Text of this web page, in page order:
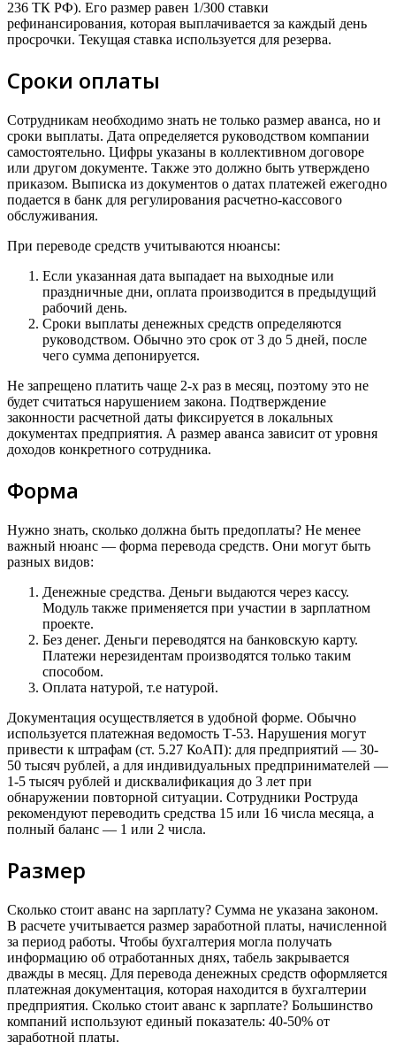
236 ТК РФ). Его размер равен 1/300 ставки
рефинансирования, которая выплачивается за каждый день
просрочки. Текущая ставка используется для резерва.
Сроки оплаты
Сотрудникам необходимо знать не только размер аванса, но и
сроки выплаты. Дата определяется руководством компании
самостоятельно. Цифры указаны в коллективном договоре
или другом документе. Также это должно быть утверждено
приказом. Выписка из документов о датах платежей ежегодно
подается в банк для регулирования расчетно-кассового
обслуживания.
При переводе средств учитываются нюансы:
Если указанная дата выпадает на выходные или
праздничные дни, оплата производится в предыдущий
рабочий день.
Сроки выплаты денежных средств определяются
руководством. Обычно это срок от 3 до 5 дней, после
чего сумма депонируется.
Не запрещено платить чаще 2-х раз в месяц, поэтому это не
будет считаться нарушением закона. Подтверждение
законности расчетной даты фиксируется в локальных
документах предприятия. А размер аванса зависит от уровня
доходов конкретного сотрудника.
Форма
Нужно знать, сколько должна быть предоплаты? Не менее
важный нюанс — форма перевода средств. Они могут быть
разных видов:
Денежные средства. Деньги выдаются через кассу.
Модуль также применяется при участии в зарплатном
проекте.
Без денег. Деньги переводятся на банковскую карту.
Платежи нерезидентам производятся только таким
способом.
Оплата натурой, т.е натурой.
Документация осуществляется в удобной форме. Обычно
используется платежная ведомость Т-53. Нарушения могут
привести к штрафам (ст. 5.27 КоАП): для предприятий — 30-
50 тысяч рублей, а для индивидуальных предпринимателей —
1-5 тысяч рублей и дисквалификация до 3 лет при
обнаружении повторной ситуации. Сотрудники Роструда
рекомендуют переводить средства 15 или 16 числа месяца, а
полный баланс — 1 или 2 числа.
Размер
Сколько стоит аванс на зарплату? Сумма не указана законом.
В расчете учитывается размер заработной платы, начисленной
за период работы. Чтобы бухгалтерия могла получать
информацию об отработанных днях, табель закрывается
дважды в месяц. Для перевода денежных средств оформляется
платежная документация, которая находится в бухгалтерии
предприятия. Сколько стоит аванс к зарплате? Большинство
компаний используют единый показатель: 40-50% от
заработной платы.